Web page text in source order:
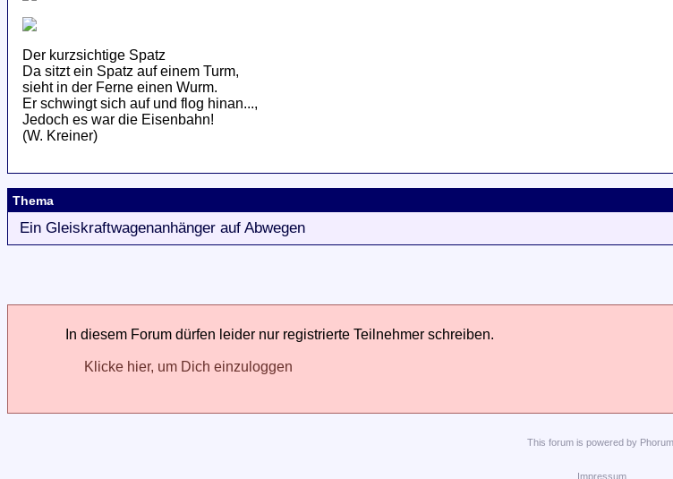
Der kurzsichtige Spatz
Da sitzt ein Spatz auf einem Turm,
sieht in der Ferne einen Wurm.
Er schwingt sich auf und flog hinan...,
Jedoch es war die Eisenbahn!
(W. Kreiner)
Thema
Ein Gleiskraftwagenanhänger auf Abwegen
In diesem Forum dürfen leider nur registrierte Teilnehmer schreiben.
Klicke hier, um Dich einzuloggen
This forumis powered by Phorum
Impressum